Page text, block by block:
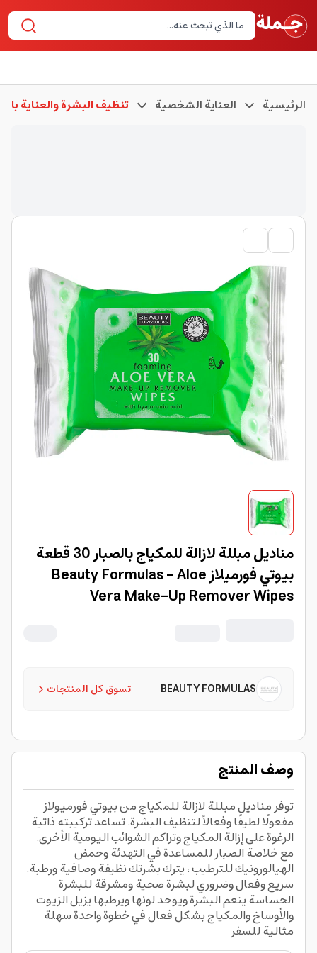
الرئيسية العناية الشخصية تنظيف البشرة والعناية
مناديل مبللة لازالة للمكياج بالصبار 30 قطعة
بيوتي فورميلاز Beauty Formulas - Aloe
Vera Make-Up Remover Wipes
تسوق كل المنتجات BEAUTY FORMULAS
وصف المنتج
توفر مناديل مبللة لازالة للمكياج من بيوتي فورميولاز
مفعولًا لطيفًا وفعالاً لتنظيف البشرة. تساعد تركيبته ذاتية
الرغوة على إزالة المكياج وتراكم الشوائب اليومية الأخرى.
مع خلاصة الصبار للمساعدة في التهدئة وحمض
الهيالورونيك للترطيب ، يترك بشرتك نظيفة وصافية ورطبة.
سريع وفعال وضروري لبشرة صحية ومشرقة للبشرة
الحساسة ينعم البشرة ويوحد لونها ويرطبها يزيل الزيوت
والأوساخ والمكياج بشكل فعال في خطوة واحدة سهلة
مثالية للسفر